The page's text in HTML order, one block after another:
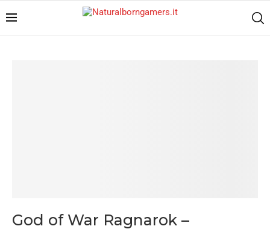
God of War Ragnarok –